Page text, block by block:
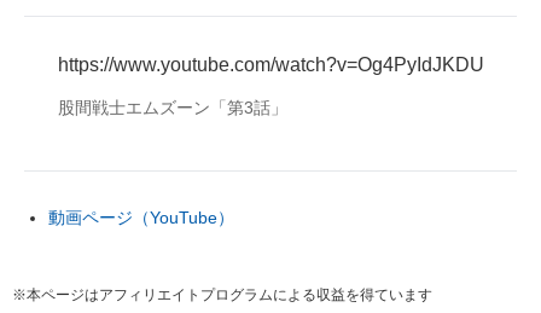
https://www.youtube.com/watch?v=Og4PyIdJKDU
股間戦士エムズーン「第3話」
動画ページ（YouTube）
※本ページはアフィリエイトプログラムによる収益を得ています